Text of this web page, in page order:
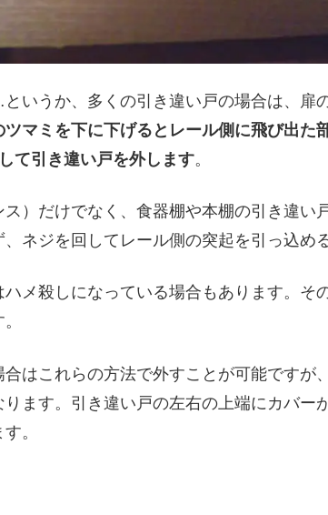
いうか、多くの引き違い戸の場合は、扉
ツマミを下に下げるとレール側に飛び出た
て引き違い戸を外します。
）だけでなく、食器棚や本棚の引き違い
ネジを回してレール側の突起を引っ込め
メ殺しになっている場合もあります。そ
はこれらの方法で外すことが可能ですが
ます。引き違い戸の左右の上端にカバー
。